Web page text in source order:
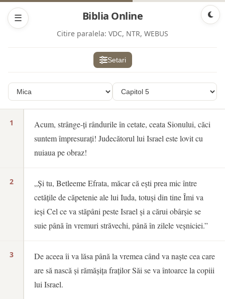
☰ Biblia Online
Citire paralela: VDC, NTR, WEBUS
Setari
1
2
3
Acum, strânge-ți rândurile în cetate, ceata Sionului, căci
suntem împresurați! Judecătorul lui Israel este lovit cu
nuiaua pe obraz!
„Și tu, Betleeme Efrata, măcar că ești prea mic între
cetățile de căpetenie ale lui Iuda, totuși din tine Îmi va
ieși Cel ce va stăpâni peste Israel și a cărui obârșie se
suie până în vremuri străvechi, până în zilele veșniciei.”
De aceea îi va lăsa până la vremea când va naște cea care
are să nască și rămășița fraților Săi se va întoarce la copiii
lui Israel.